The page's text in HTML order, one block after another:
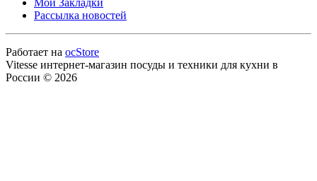
Рассылка новостей
Работает на ocStore
Vitesse интернет-магазин посуды и техники для кухни в
России © 2026